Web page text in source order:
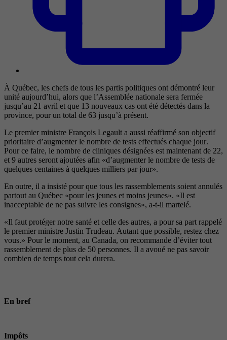
À Québec, les chefs de tous les partis politiques ont démontré leur
unité aujourd’hui, alors que l’Assemblée nationale sera fermée
jusqu’au 21 avril et que 13 nouveaux cas ont été détectés dans la
province, pour un total de 63 jusqu’à présent.
Le premier ministre François Legault a aussi réaffirmé son objectif
prioritaire d’augmenter le nombre de tests effectués chaque jour.
Pour ce faire, le nombre de cliniques désignées est maintenant de 22,
et 9 autres seront ajoutées afin «d’augmenter le nombre de tests de
quelques centaines à quelques milliers par jour».
En outre, il a insisté pour que tous les rassemblements soient annulés
partout au Québec «pour les jeunes et moins jeunes». «Il est
inacceptable de ne pas suivre les consignes», a-t-il martelé.
«Il faut protéger notre santé et celle des autres, a pour sa part rappelé
le premier ministre Justin Trudeau. Autant que possible, restez chez
vous.» Pour le moment, au Canada, on recommande d’éviter tout
rassemblement de plus de 50 personnes. Il a avoué ne pas savoir
combien de temps tout cela durera.
En bref
Impôts